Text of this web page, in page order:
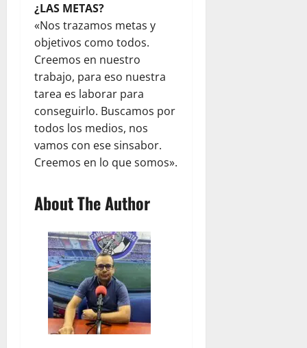
¿LAS METAS?
«Nos trazamos metas y
objetivos como todos.
Creemos en nuestro
trabajo, para eso nuestra
tarea es laborar para
conseguirlo. Buscamos por
todos los medios, nos
vamos con ese sinsabor.
Creemos en lo que somos».
About The Author